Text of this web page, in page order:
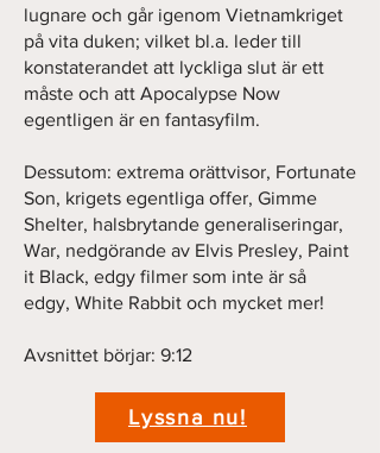
lugnare och går igenom Vietnamkriget
på vita duken; vilket bl.a. leder till
konstaterandet att lyckliga slut är ett
måste och att Apocalypse Now
egentligen är en fantasyfilm.
Dessutom: extrema orättvisor, Fortunate
Son, krigets egentliga offer, Gimme
Shelter, halsbrytande generaliseringar,
War, nedgörande av Elvis Presley, Paint
it Black, edgy filmer som inte är så
edgy, White Rabbit och mycket mer!
Avsnittet börjar: 9:12
Lyssna nu!